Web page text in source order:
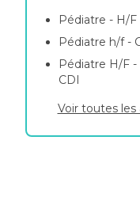
Pédiatre - H/F
Pédiatre h/f -
Pédiatre H/F -
CDI
Voir toutes les